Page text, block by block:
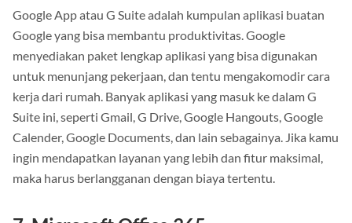
Google App atau G Suite adalah kumpulan aplikasi buatan
Google yang bisa membantu produktivitas. Google
menyediakan paket lengkap aplikasi yang bisa digunakan
untuk menunjang pekerjaan, dan tentu mengakomodir cara
kerja dari rumah. Banyak aplikasi yang masuk ke dalam G
Suite ini, seperti Gmail, G Drive, Google Hangouts, Google
Calender, Google Documents, dan lain sebagainya. Jika kamu
ingin mendapatkan layanan yang lebih dan fitur maksimal,
maka harus berlangganan dengan biaya tertentu.